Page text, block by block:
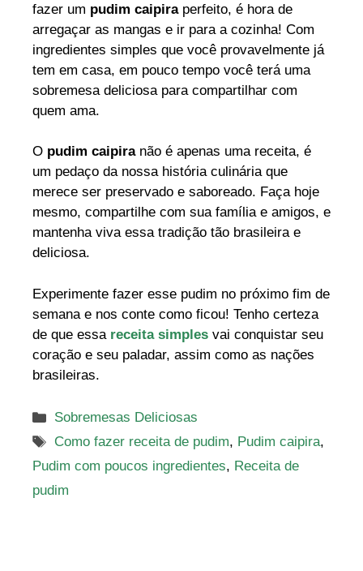
fazer um pudim caipiraperfeito, é hora de
arregaçar as mangas e ir para a cozinha! Com
ingredientes simples que você provavelmente já
tem em casa, em pouco tempo você terá uma
sobremesa deliciosa para compartilhar com
quem ama.
O pudim caipiranão é apenas uma receita, é
um pedaço da nossa história culinária que
merece ser preservado e saboreado. Faça hoje
mesmo, compartilhe com sua família e amigos, e
mantenha viva essa tradição tão brasileira e
deliciosa.
Experimente fazer esse pudim no próximo fim de
semana e nos conte como ficou! Tenho certeza
de que essa receita simples vai conquistar seu
coração e seu paladar, assim como as nações
brasileiras.
Categorias
Sobremesas Deliciosas
Tags
Como fazer receita de pudim, Pudim caipira,
Pudim com poucos ingredientes, Receita de
pudim